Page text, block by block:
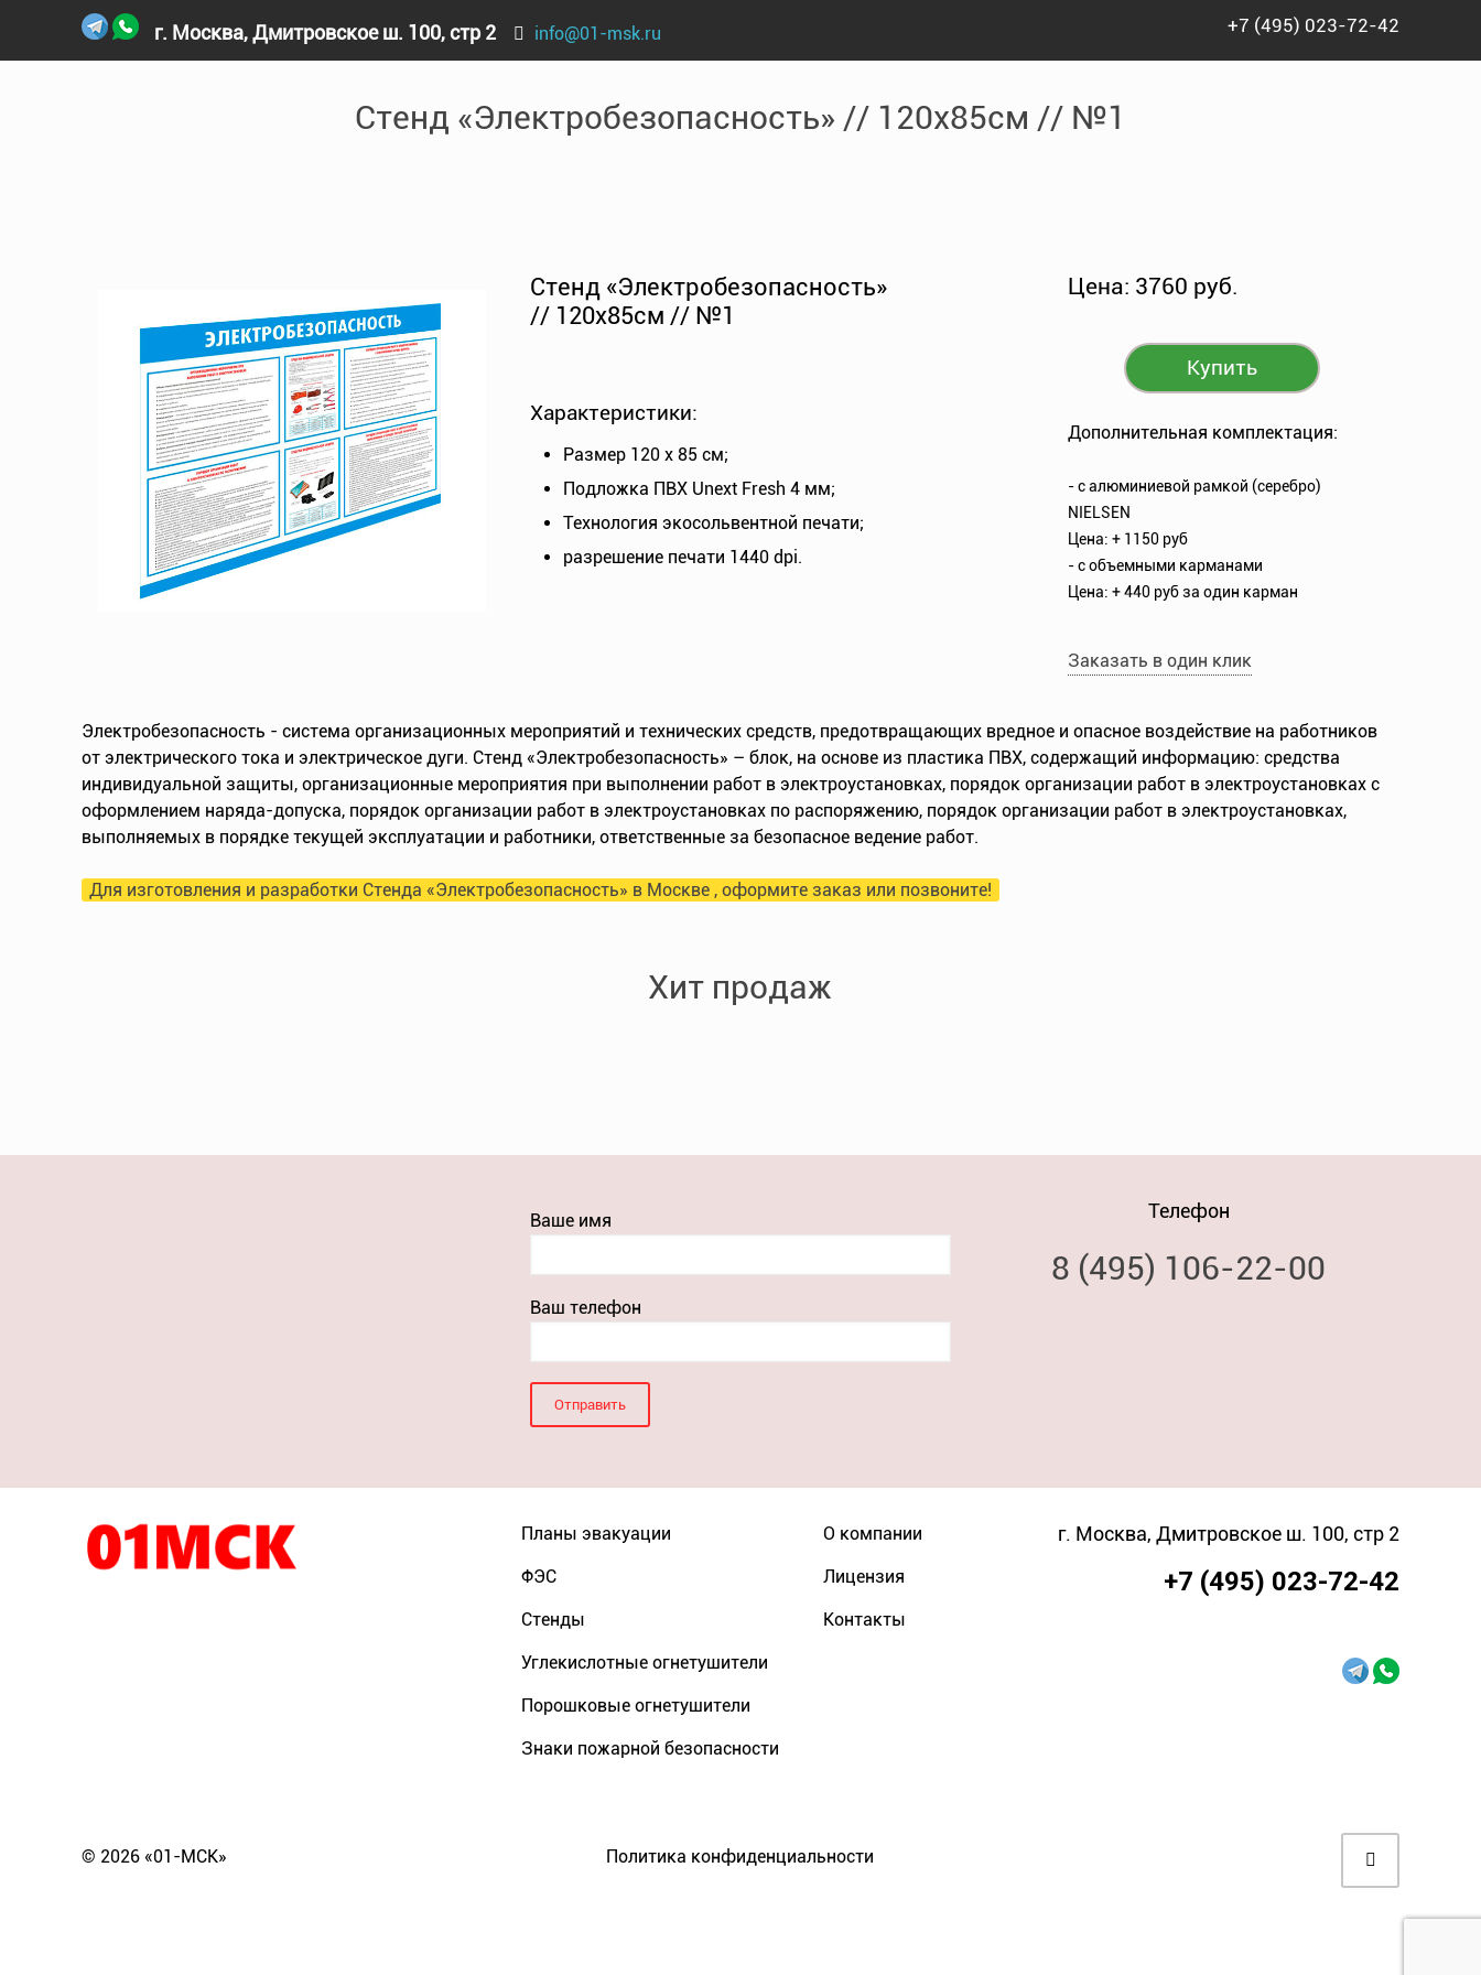
г. Москва, Дмитровское ш. 100, стр 2 info@01-msk.ru +7 (495) 023-72-42
Главная Товары и услуги › Стенды › Стенд электробезопасность › Стенд «Электробезопасность» // 120х85см // №1
Стенд «Электробезопасность» // 120х85см // №1
Стенд «Электробезопасность»
// 120х85см // №1
Характеристики:
Размер 120 х 85 см;
Подложка ПВХ Unext Fresh 4 мм;
Технология экосольвентной печати;
разрешение печати 1440 dpi.
Цена: 3760 руб.
Купить
Дополнительная комплектация:
- c алюминиевой рамкой (серебро)
NIELSEN
Цена: + 1150 руб
- с объемными карманами
Цена: + 440 руб за один карман
Заказать в один клик
Электробезопасность - система организационных мероприятий и технических средств, предотвращающих вредное и опасное воздействие на работников
от электрического тока и электрическое дуги. Стенд «Электробезопасность» – блок, на основе из пластика ПВХ, содержащий информацию: средства
индивидуальной защиты, организационные мероприятия при выполнении работ в электроустановках, порядок организации работ в электроустановках с
оформлением наряда-допуска, порядок организации работ в электроустановках по распоряжению, порядок организации работ в электроустановках,
выполняемых в порядке текущей эксплуатации и работники, ответственные за безопасное ведение работ.
Для изготовления и разработки Стенда «Электробезопасность» в Москве , оформите заказ или позвоните!
Хит продаж
Ваше имя
Ваш телефон
Телефон
8 (495) 106-22-00
Планы эвакуации
ФЭС
Стенды
Углекислотные огнетушители
Порошковые огнетушители
Знаки пожарной безопасности
О компании
Лицензия
Контакты
г. Москва, Дмитровское ш. 100, стр 2
+7 (495) 023-72-42
© 2026 «01-МСК» Политика конфиденциальности